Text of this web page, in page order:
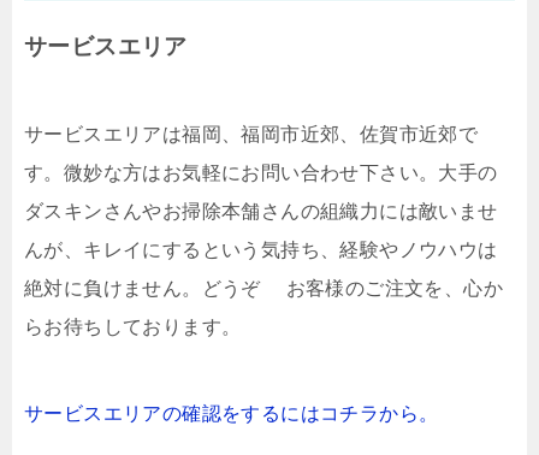
サービスエリア
サービスエリアは福岡、福岡市近郊、佐賀市近郊で
す。微妙な方はお気軽にお問い合わせ下さい。大手の
ダスキンさんやお掃除本舗さんの組織力には敵いませ
んが、キレイにするという気持ち、経験やノウハウは
絶対に負けません。どうぞ お客様のご注文を、心か
らお待ちしております。
サービスエリアの確認をするにはコチラから。